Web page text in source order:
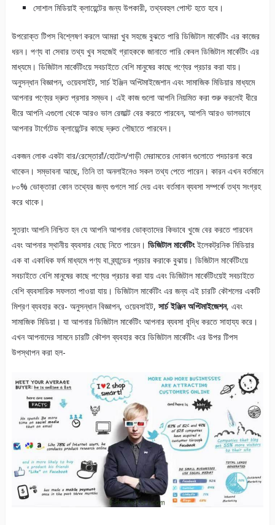
সোশাল মিডিয়াই ক্লায়েন্টের জন্য উপকারী, তথ্যবহুল পোস্ট হতে হবে।
উপরোক্ত টিপস বিশ্লেষণ করলে আমরা খুব সহজে বুঝতে পারি ডিজিটাল মার্কেটিং এর কাজের
ধরন। পণ্য বা সেবার তথ্য খুব সহজেই গ্রাহককে জানাতে পারি কেবল ডিজিটাল মার্কেটিং এর
মাধ্যমে। ডিজিটাল মার্কেটিংয়ে সবচাইতে বেশি মানুষের কাছে পণ্যের প্রচার করা যায়।
অনুসন্ধান বিজ্ঞাপন, ওয়েবসাইট, সার্চ ইঞ্জিন অপ্টিমাইজেশান এবং সামাজিক মিডিয়ার মাধ্যমে
আপনার পণ্যের দ্রুত প্রসার সম্ভব। এই কাজ গুলো আপনি নিয়মিত করা শুরু করলেই ধীরে
ধীরে আপনি এগুলো থেকে আরও ভাল রেজাল্ট বের করতে পারবেন, আপনি আরও ভালভাবে
আপনার টার্গেটেড ক্লায়েন্টের কাছে দ্রুত পৌছাতে পারবেন।
একজন লোক একটা বার/রেস্তোরাঁ/হোটেল/গাড়ী মেরামতের দোকান গুলোতে পদচারনা করে
থাকেন। সম্ভাবনা আছে, তিনি তা অনলাইনেও সকল তথ্য পেতে পারেন। কারন এখন বর্তমানে
৮০% ভোক্তারা কোন তথ্যের জন্য গুগলে সার্চ দেয় এবং বর্তমান ব্যবসা সম্পর্কে তথ্য সংগ্রহ
করে থাকে।
সুতরাং আপনি নিশ্চিত হন যে আপনি আপনার ভোক্তাদের কিভাবে খুজে বের করতে পারবেন
এবং আপনার স্থানীয় ব্যবসার বেছে নিতে পারেন। ডিজিটাল মার্কেটিংইলেকট্রনিক মিডিয়ার
এক বা একাধিক ফর্ম মাধ্যমে পণ্য বা ব্র্যান্ডের প্রচার করাকে বুঝায়। ডিজিটাল মার্কেটিংয়ে
সবচাইতে বেশি মানুষের কাছে পণ্যের প্রচার করা যায় এবং ডিজিটাল মার্কেটিংয়েই সবচাইতে
বেশি ব্যবসায়িক সফলতা পাওয়া যায়। ডিজিটাল মার্কেটিং এর জন্য এই চারটি কৌশলের একটি
মিশ্রণ ব্যবহার করে- অনুসন্ধান বিজ্ঞাপন, ওয়েবসাইট, সার্চ ইঞ্জিন অপ্টিমাইজেশন, এবং
সামাজিক মিডিয়া। যা আপনার ডিজিটাল মার্কেটিং আপনার ব্যবসা বৃদ্ধি করতে সাহায্য করে।
এখন আপনাদের সামনে চারটি কৌশল ব্যবহার করে ডিজিটাল মার্কেটিং এর উপর টিপস
উপস্থাপন করা হল-